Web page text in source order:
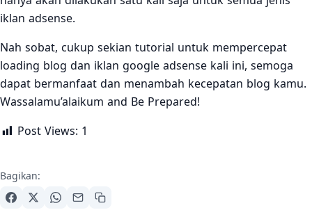
iklan adsense.
Nah sobat, cukup sekian tutorial untuk mempercepat
loading blog dan iklan google adsense kali ini, semoga
dapat bermanfaat dan menambah kecepatan blog kamu.
Wassalamu’alaikum and Be Prepared!
Post Views: 1
Bagikan: